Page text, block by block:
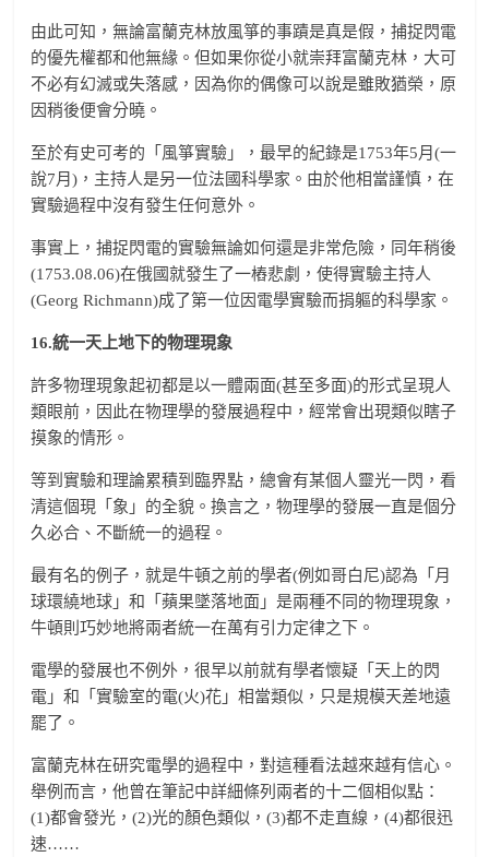
由此可知，無論富蘭克林放風箏的事蹟是真是假，捕捉閃電
的優先權都和他無緣。但如果你從小就崇拜富蘭克林，大可
不必有幻滅或失落感，因為你的偶像可以說是雖敗猶榮，原
因稍後便會分曉。
至於有史可考的「風箏實驗」，最早的紀錄是1753年5月(一
說7月)，主持人是另一位法國科學家。由於他相當謹慎，在
實驗過程中沒有發生任何意外。
事實上，捕捉閃電的實驗無論如何還是非常危險，同年稍後
(1753.08.06)在俄國就發生了一樁悲劇，使得實驗主持人
(Georg Richmann)成了第一位因電學實驗而捐軀的科學家。
16.統一天上地下的物理現象
許多物理現象起初都是以一體兩面(甚至多面)的形式呈現人
類眼前，因此在物理學的發展過程中，經常會出現類似瞎子
摸象的情形。
等到實驗和理論累積到臨界點，總會有某個人靈光一閃，看
清這個現「象」的全貌。換言之，物理學的發展一直是個分
久必合、不斷統一的過程。
最有名的例子，就是牛頓之前的學者(例如哥白尼)認為「月
球環繞地球」和「蘋果墜落地面」是兩種不同的物理現象，
牛頓則巧妙地將兩者統一在萬有引力定律之下。
電學的發展也不例外，很早以前就有學者懷疑「天上的閃
電」和「實驗室的電(火)花」相當類似，只是規模天差地遠
罷了。
富蘭克林在研究電學的過程中，對這種看法越來越有信心。
舉例而言，他曾在筆記中詳細條列兩者的十二個相似點：
(1)都會發光，(2)光的顏色類似，(3)都不走直線，(4)都很迅
速……